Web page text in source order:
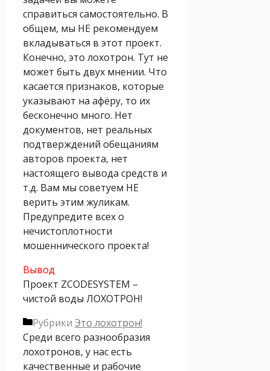
справиться самостоятельно. В
общем, мы НЕ рекомендуем
вкладываться в этот проект.
Конечно, это лохотрон. Тут не
может быть двух мнении. Что
касается признаков, которые
указывают на афёру, то их
бесконечно много. Нет
документов, нет реальных
подтверждений обещаниям
авторов проекта, нет
настоящего вывода средств и
т.д. Вам мы советуем НЕ
верить этим жуликам.
Предупредите всех о
нечистоплотности
мошеннического проекта!
Вывод
Проект ZCODESYSTEM –
чистой воды ЛОХОТРОН!
Рубрики Это лохотрон!
Среди всего разнообразия
лохотронов, у нас есть
качественные и рабочие